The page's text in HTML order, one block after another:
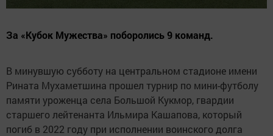
За «Кубок Мужества» поборолись 9 команд.
В минувшую субботу на центральном стадионе имени
Рината Мухаметшина прошел турнир по мини-футболу
памяти уроженца села Большой Кукмор, гвардии
старшего лейтенанта Ильмира Кашапова, который
погиб в 2022 году при исполнении воинского долга